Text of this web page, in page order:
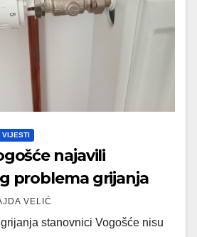
VIJESTI
najavili
problema grijanja
VELIĆ
stanovnici Vogošće nisu